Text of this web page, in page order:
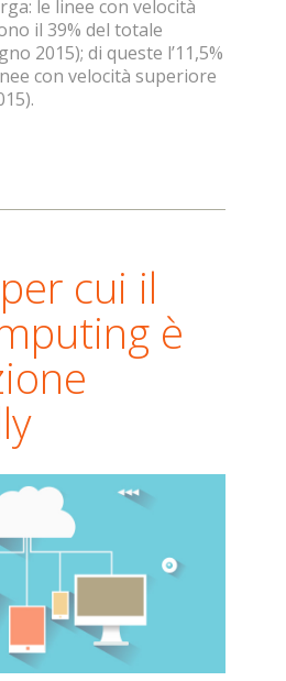
le linee con velocità
il 39% del totale
2015); di queste l’11,5%
con velocità superiore
cui il
è